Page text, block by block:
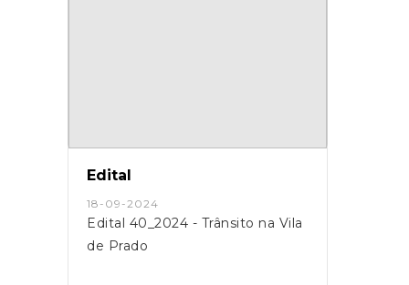
Edital
18-09-2024
Edital 40_2024 - Trânsito na Vila
de Prado